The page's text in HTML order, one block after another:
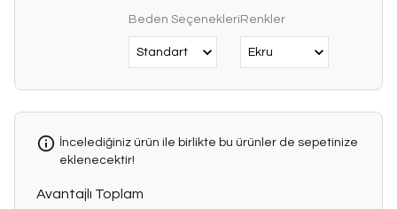
Beden Seçenekleri Renkler
İncelediğiniz ürün ile birlikte bu ürünler de sepetinize
eklenecektir!
Avantajlı Toplam